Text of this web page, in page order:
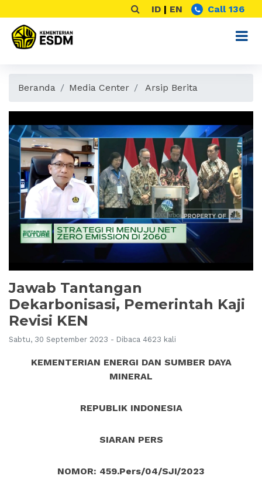
ID | EN Call 136
Beranda Media Center Arsip Berita
Jawab Tantangan
Dekarbonisasi, Pemerintah Kaji
Revisi KEN
Sabtu, 30 September 2023 - Dibaca 4623 kali
KEMENTERIAN ENERGI DAN SUMBER DAYA
MINERAL
REPUBLIK INDONESIA
SIARAN PERS
NOMOR: 459.Pers/04/SJI/2023